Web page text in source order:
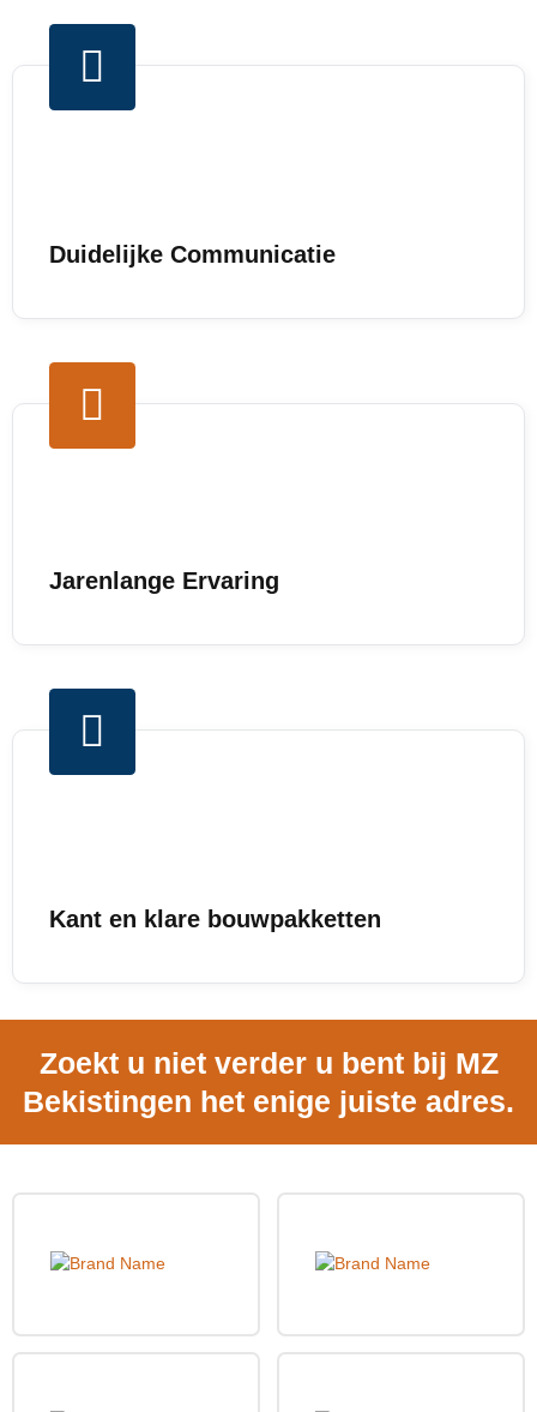
Duidelijke Communicatie
Jarenlange Ervaring
Kant en klare bouwpakketten
Zoekt u niet verder u bent bij MZ
Bekistingen het enige juiste adres.